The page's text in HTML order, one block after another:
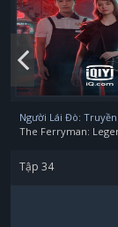
Tập 34